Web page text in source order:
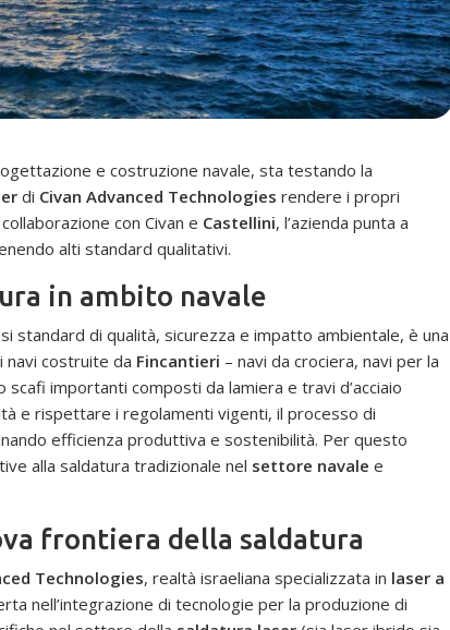
e costruzione navale, sta testando la
di Civan Advanced Technologies rendere i propri
con Civan e Castellini, l’azienda punta a
alti standard qualitativi.
in ambito navale
di qualità, sicurezza e impatto ambientale, è una
navi costruite da Fincantieri – navi da crociera, navi per la
importanti composti da lamiera e travi d’acciaio
e rispettare i regolamenti vigenti, il processo di
efficienza produttiva e sostenibilità. Per questo
alla saldatura tradizionale nel settore navale e
frontiera della saldatura
Technologies, realtà israeliana specializzata in laser a
nell’integrazione di tecnologie per la produzione di